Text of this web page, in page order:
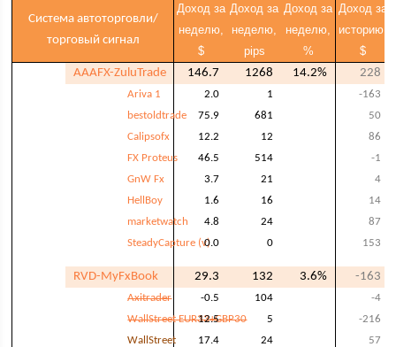
Система автоторговли/
торговый сигнал
Доход за
неделю,
$
Доход за
неделю,
pips
Доход за
неделю,
%
Доход за
историю,
$
AAAFX-ZuluTrade 146.7 1268 14.2% 228
Ariva 1 2.0 1
-163
bestoldtrade
75.9 681
50
Calipsofx
12.2 12
86
FX Proteus
46.5 514
-1
GnW Fx
3.7 21
4
HellBoy
1.6 16
14
marketwatch
4.8 24
87
SteadyCapture (v)0.0 0 153
RVD-MyFxBook 29.3 132 3.6% -163
Axitrader -0.5 104
-4
WallStreet EUR33+GBP30
12.5 5
-216
WallStreet
17.4 24 57